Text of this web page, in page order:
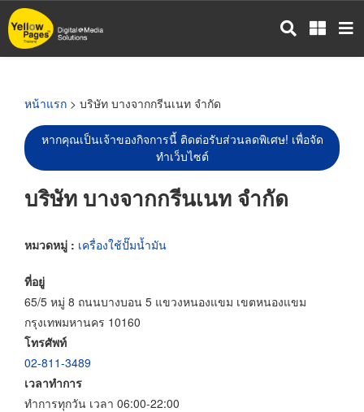
ข้าม
ไป
หน้าแรก > บริษัท บางจากกรีนเนท จำกัด
หากคุณเป็นเจ้าของกิจการนี้ ติดต่อรับส่วนลดพิเศษ! เพื่อจัด
ทำเว็บไซต์
บริษัท บางจากกรีนเนท จำกัด
หมวดหมู่ : เครื่องใช้ปั๊มน้ำมัน
ที่อยู่
65/5 หมู่ 8 ถนนบางบอน 5 แขวงหนองแขม เขตหนองแขม
กรุงเทพมหานคร 10160
โทรศัพท์
02-811-3489
เวลาทำการ
ทำการทุกวัน เวลา 06:00-22:00